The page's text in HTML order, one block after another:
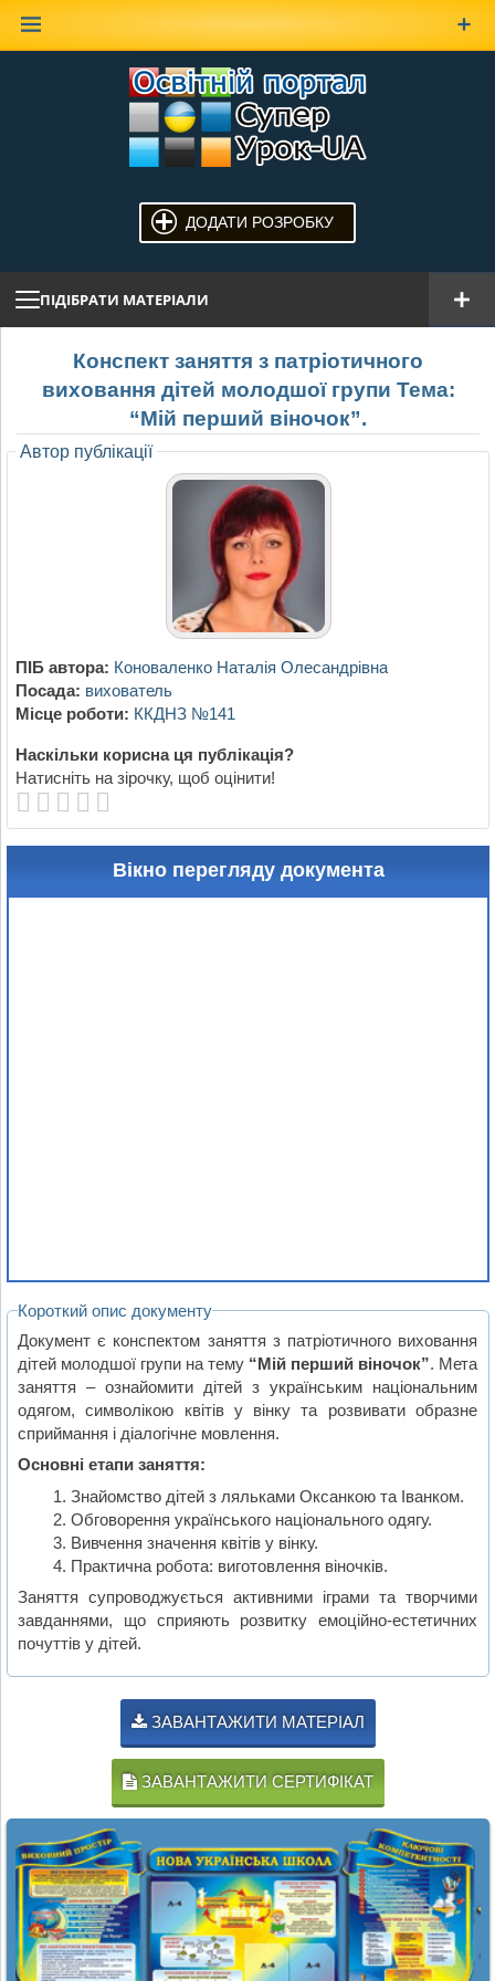
ДОДАТИ РОЗРОБКУ
ПІДІБРАТИ МАТЕРІАЛИ
Конспект заняття з патріотичного
виховання дітей молодшої групи Тема:
“Мій перший віночок”.
Автор публікації
ПІБ автора: Коноваленко Наталія Олесандрівна
Посада: вихователь
Місце роботи: ККДНЗ №141
Наскільки корисна ця публікація?
Натисніть на зірочку, щоб оцінити!
Вікно перегляду документа
Короткий опис документу
Документ є конспектом заняття з патріотичного виховання
дітей молодшої групи на тему “Мій перший віночок”. Мета
заняття – ознайомити дітей з українським національним
одягом, символікою квітів у вінку та розвивати образне
сприймання і діалогічне мовлення.
Основні етапи заняття:
Знайомство дітей з ляльками Оксанкою та Іванком.
Обговорення українського національного одягу.
Вивчення значення квітів у вінку.
Практична робота: виготовлення віночків.
Заняття супроводжується активними іграми та творчими
завданнями, що сприяють розвитку емоційно-естетичних
почуттів у дітей.
ЗАВАНТАЖИТИ МАТЕРІАЛ
ЗАВАНТАЖИТИ СЕРТИФІКАТ